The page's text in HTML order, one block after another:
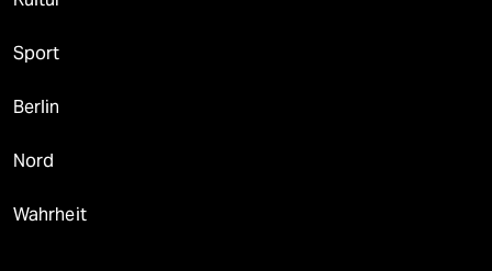
Sport
Berlin
Nord
Wahrheit